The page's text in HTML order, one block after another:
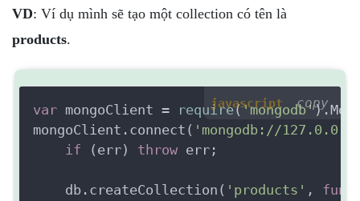
VD: Ví dụ mình sẽ tạo một collection có tên là
products.
javascript copy
var mongoClient = require('mongodb'
mongoClient.connect( 'mongodb://
if (err) throw err;
    db.createCollection(
'products' ,